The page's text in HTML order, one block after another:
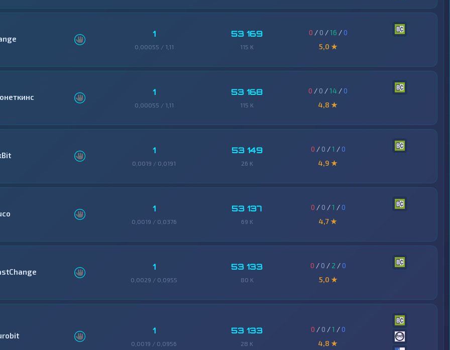
1
0,00055 / 1,11
53 169
115 K
0 / 0 /16 /0
5,0 ★
1
0,00055 / 1,11
53 168
115 K
0 / 0 /14 /0
4,8 ★
1
0,0019 / 0,0191
53 149
26 K
0 / 0 /1 /0
4,9 ★
1
0,0019 / 0,0376
53 137
69 K
0 / 0 /1 /0
4,7 ★
1
0,0029 / 0,0955
53 133
80 K
0 / 0 / 2 /0
5,0 ★
1
0,0019 / 0,0956
53 133
28 K
0 / 0 /1 /0
4,8 ★